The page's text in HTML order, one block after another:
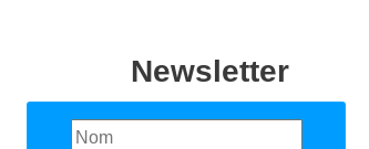
Newsletter